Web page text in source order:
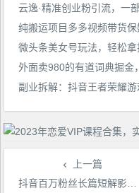
上一篇
抖音百万粉丝长篇短解影视解说教程，新手入门做电影解说影视解说详解